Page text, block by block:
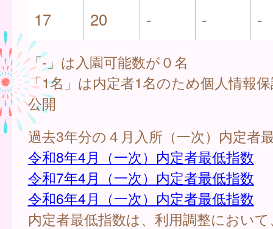
17
20 - - -
「-」は入園可能数が０名
「1名」は内定者1名のため個人情報
公開
過去3年分の４月入所（一次）内定者
令和8年4月（一次）内定者最低指数
令和7年4月（一次）内定者最低指数
令和6年4月（一次）内定者最低指数
内定者最低指数は、利用調整におい